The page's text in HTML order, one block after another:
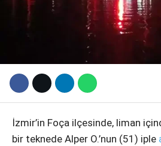
İzmir’in Foça ilçesinde, liman
bir teknede Alper O.’nun (51) iple